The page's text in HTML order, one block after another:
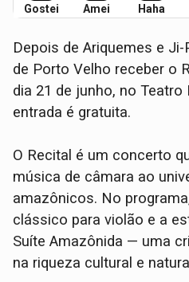
Gostei Amei Haha
Depois de Ariquemes e
de Porto Velho receber o
dia 21 de junho, no Teatro
entrada é gratuita.
O Recital é um concerto
música de câmara ao
amazônicos. No
clássico para violão e a
Suíte Amazônida — uma
na riqueza cultural e